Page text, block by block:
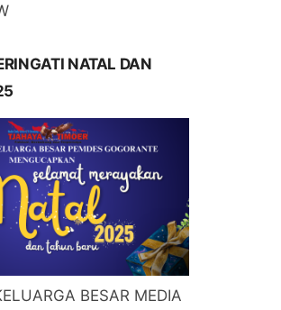
NATAL DAN
BESAR MEDIA